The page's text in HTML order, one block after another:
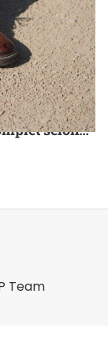
selon
Team